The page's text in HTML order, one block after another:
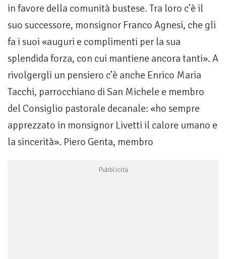
in favore della comunità bustese. Tra loro c’è il
suo successore, monsignor Franco Agnesi, che gli
fa i suoi «auguri e complimenti per la sua
splendida forza, con cui mantiene ancora tanti». A
rivolgergli un pensiero c’è anche Enrico Maria
Tacchi, parrocchiano di San Michele e membro
del Consiglio pastorale decanale: «ho sempre
apprezzato in monsignor Livetti il calore umano e
la sincerità». Piero Genta, membro